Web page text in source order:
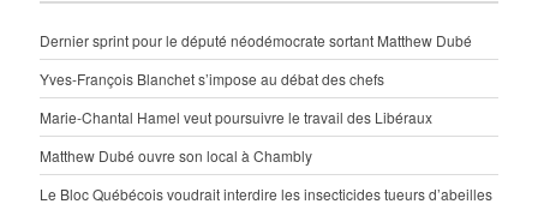
Dernier sprint pour le député néodémocrate sortant Matthew Dubé
Yves-François Blanchet s’impose au débat des chefs
Marie-Chantal Hamel veut poursuivre le travail des Libéraux
Matthew Dubé ouvre son local à Chambly
Le Bloc Québécois voudrait interdire les insecticides tueurs d’abeilles